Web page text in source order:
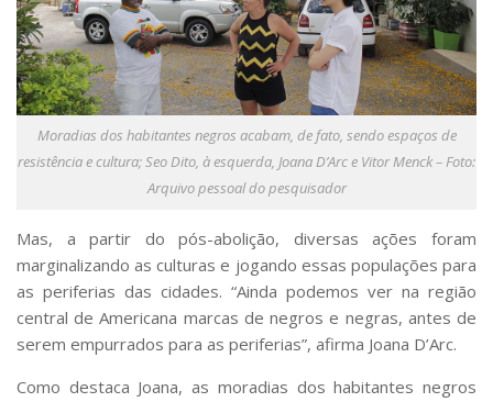
Moradias dos habitantes negros acabam, de fato, sendo espaços de
resistência e cultura; Seo Dito, à esquerda, Joana D’Arc e Vitor Menck – Foto:
Arquivo pessoal do pesquisador
Mas, a partir do pós-abolição, diversas ações foram
marginalizando as culturas e jogando essas populações para
as periferias das cidades. “Ainda podemos ver na região
central de Americana marcas de negros e negras, antes de
serem empurrados para as periferias”, afirma Joana D’Arc.
Como destaca Joana, as moradias dos habitantes negros